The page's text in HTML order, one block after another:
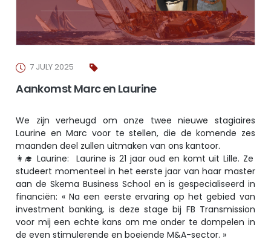
7 JULY 2025
Aankomst Marc en Laurine
We zijn verheugd om onze twee nieuwe stagiaires
Laurine en Marc voor te stellen, die de komende zes
maanden deel zullen uitmaken van ons kantoor.
👩‍🎓 Laurine: Laurine is 21 jaar oud en komt uit Lille. Ze
studeert momenteel in het eerste jaar van haar master
aan de Skema Business School en is gespecialiseerd in
financiën: « Na een eerste ervaring op het gebied van
investment banking, is deze stage bij FB Transmission
voor mij een echte kans om me onder te dompelen in
de even stimulerende en boeiende M&A-sector. »